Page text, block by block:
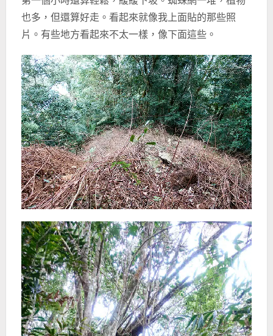
也多，但還算好走。看起來就像我上面貼的那些照
片。有些地方看起來不太一樣，像下面這些。